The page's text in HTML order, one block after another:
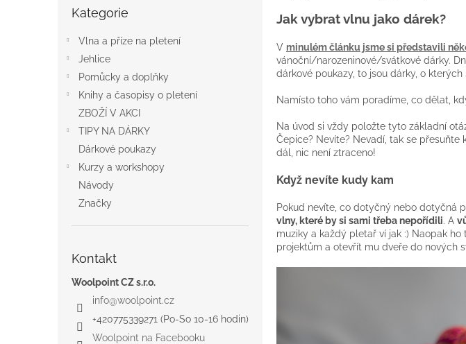
kategorie
Kategorie
Vlna a příze na pletení
Jehlice
Pomůcky a doplňky
Knihy a časopisy o pletení
ZBOŽÍ V AKCI
TIPY NA DÁRKY
Dárkové poukazy
Kurzy a workshopy
Návody
Značky
Kontakt
Woolpoint CZ s.r.o.
info@woolpoint.cz
+420775339271 (Po-So 10-16 hodin)
Woolpoint na Facebooku
Jak vybrat vlnu jako dárek?
V minulém článku jsme si představili
vánoční/narozeninové/svátkové dárky.
dárkové poukazy, to jsou dárky, o
Namísto toho vám poradíme, co dělat,
Na úvod si vždy položte tyto základní
Čepice? Nevíte? Nevadí, tak se přesuňte
dál, nic není ztraceno!
Když nevíte kudy kam
Pokud nevíte, co dotyčný nebo dotyčná
vlny, které by si sami třeba nepořídili. A
muziky a každý pletař ví jak :) Naopak
projektům a otevřít mu dveře do nových